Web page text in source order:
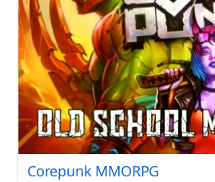
Corepunk MMORPG